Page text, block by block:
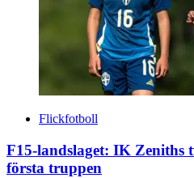
Flickfotboll
F15-landslaget: IK Zeniths
första truppen